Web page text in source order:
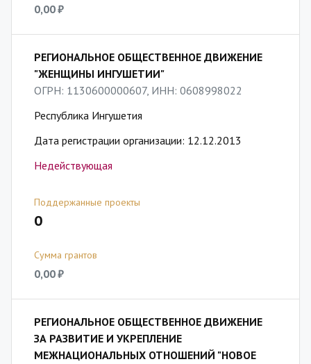
0,00 ₽
РЕГИОНАЛЬНОЕ ОБЩЕСТВЕННОЕ ДВИЖЕНИЕ
"ЖЕНЩИНЫ ИНГУШЕТИИ"
ОГРН: 1130600000607, ИНН: 0608998022
Республика Ингушетия
Дата регистрации организации: 12.12.2013
Недействующая
Поддержанные проекты
0
Сумма грантов
0,00 ₽
РЕГИОНАЛЬНОЕ ОБЩЕСТВЕННОЕ ДВИЖЕНИЕ
ЗА РАЗВИТИЕ И УКРЕПЛЕНИЕ
МЕЖНАЦИОНАЛЬНЫХ ОТНОШЕНИЙ "НОВОЕ